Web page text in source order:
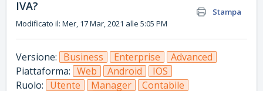
IVA?
Stampa
Modificato il: Mer, 17 Mar, 2021 alle 5:05 PM
Versione: Business Enterprise
Advanced
Piattaforma: Web Android
IOS
Ruolo: Utente Manager
Contabile